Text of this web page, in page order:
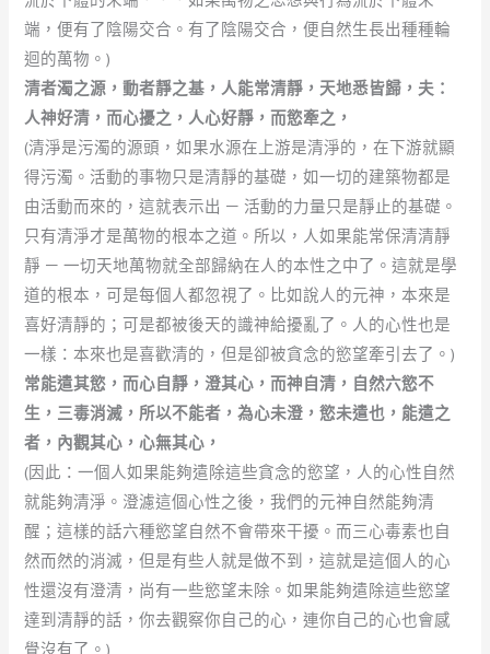
端，便有了陰陽交合。有了陰陽交合，便自然生長出種種輪
迴的萬物。)
清者濁之源，動者靜之基，人能常清靜，天地悉皆歸，夫：
人神好清，而心擾之，人心好靜，而慾牽之，
(清淨是污濁的源頭，如果水源在上游是清淨的，在下游就顯
得污濁。活動的事物只是清靜的基礎，如一切的建築物都是
由活動而來的，這就表示出 － 活動的力量只是靜止的基礎。
只有清淨才是萬物的根本之道。所以，人如果能常保清清靜
靜 － 一切天地萬物就全部歸納在人的本性之中了。這就是學
道的根本，可是每個人都忽視了。比如說人的元神，本來是
喜好清靜的；可是都被後天的識神給擾亂了。人的心性也是
一樣：本來也是喜歡清的，但是卻被貪念的慾望牽引去了。)
常能遣其慾，而心自靜，澄其心，而神自清，自然六慾不
生，三毒消滅，所以不能者，為心未澄，慾未遣也，能遣之
者，內觀其心，心無其心，
(因此：一個人如果能夠遣除這些貪念的慾望，人的心性自然
就能夠清淨。澄濾這個心性之後，我們的元神自然能夠清
醒；這樣的話六種慾望自然不會帶來干擾。而三心毒素也自
然而然的消滅，但是有些人就是做不到，這就是這個人的心
性還沒有澄清，尚有一些慾望未除。如果能夠遣除這些慾望
達到清靜的話，你去觀察你自己的心，連你自己的心也會感
覺沒有了。)